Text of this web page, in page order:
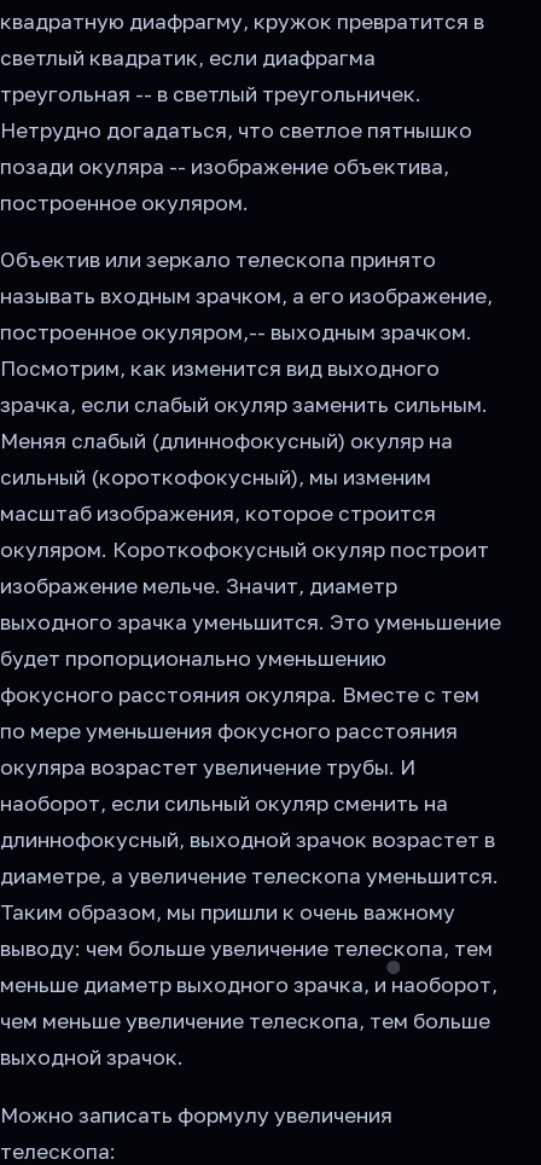
квадратную диафрагму, кружок превратится в
светлый квадратик, если диафрагма
треугольная -- в светлый треугольничек.
Нетрудно догадаться, что светлое пятнышко
позади окуляра -- изображение объектива,
построенное окуляром.
Объектив или зеркало телескопа принято
называть входным зрачком, а его изображение,
построенное окуляром,-- выходным зрачком.
Посмотрим, как изменится вид выходного
зрачка, если слабый окуляр заменить сильным.
Меняя слабый (длиннофокусный) окуляр на
сильный (короткофокусный), мы изменим
масштаб изображения, которое строится
окуляром. Короткофокусный окуляр построит
изображение мельче. Значит, диаметр
выходного зрачка уменьшится. Это уменьшение
будет пропорционально уменьшению
фокусного расстояния окуляра. Вместе с тем
по мере уменьшения фокусного расстояния
окуляра возрастет увеличение трубы. И
наоборот, если сильный окуляр сменить на
длиннофокусный, выходной зрачок возрастет в
диаметре, а увеличение телескопа уменьшится.
Таким образом, мы пришли к очень важному
выводу: чем больше увеличение телескопа, тем
меньше диаметр выходного зрачка, и наоборот,
чем меньше увеличение телескопа, тем больше
выходной зрачок.
Можно записать формулу увеличения
телескопа: